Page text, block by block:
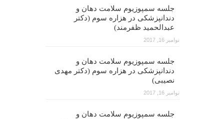
جلسه سمپوزیوم سلامت دهان و
دندانپزشکی در هزاره سوم (دکتر
عبدالحمید ظفرمند)
نوامبر 16, 2017
جلسه سمپوزیوم سلامت دهان و
دندانپزشکی در هزاره سوم (دکتر مهدی
نصیبی)
نوامبر 16, 2017
جلسه سمپوزیوم سلامت دهان و